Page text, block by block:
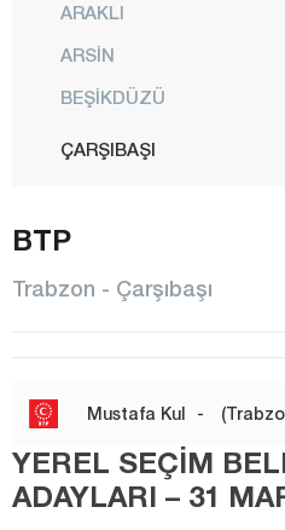
ARAKLI
ARSİN
BEŞİKDÜZÜ
ÇARŞIBAŞI
DERNEKPAZARI
DÜZKÖY
KÖPRÜBAŞI
MAÇKA
ORTAHİSAR
BTP
Trabzon - Çarşıbaşı
Mustafa Kul -
YEREL SEÇİM
ADAYLARI – 31